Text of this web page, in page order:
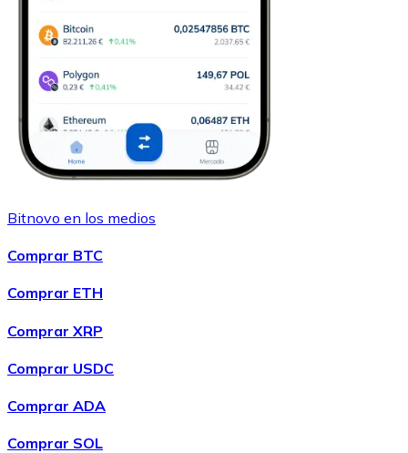
Bitnovo en los medios
Comprar BTC
Comprar ETH
Comprar XRP
Comprar USDC
Comprar ADA
Comprar SOL